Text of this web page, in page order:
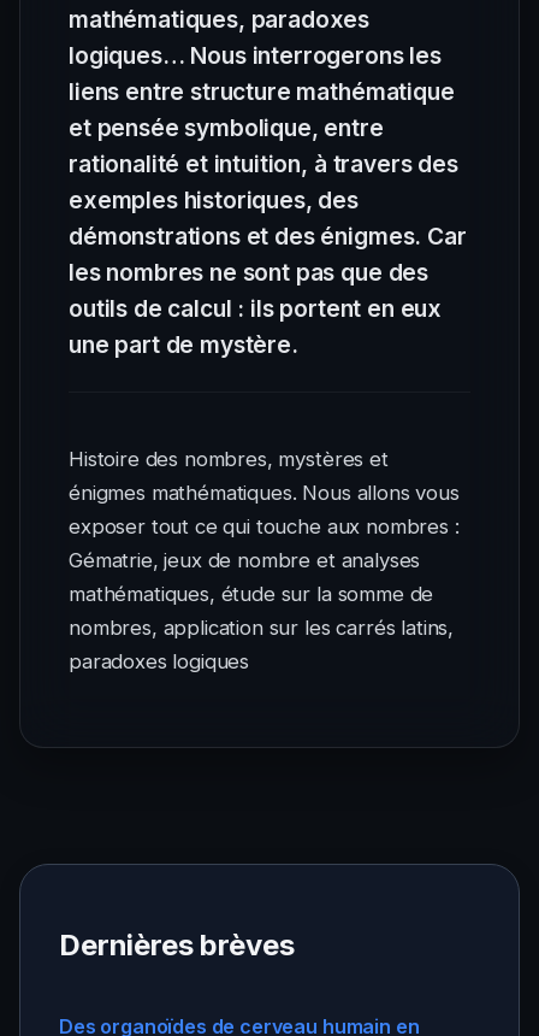
mathématiques, paradoxes
logiques… Nous interrogerons les
liens entre structure mathématique
et pensée symbolique, entre
rationalité et intuition, à travers des
exemples historiques, des
démonstrations et des énigmes. Car
les nombres ne sont pas que des
outils de calcul : ils portent en eux
une part de mystère.
Histoire des nombres, mystères et
énigmes mathématiques. Nous allons vous
exposer tout ce qui touche aux nombres :
Gématrie, jeux de nombre et analyses
mathématiques, étude sur la somme de
nombres, application sur les carrés latins,
paradoxes logiques
Dernières brèves
Des organoïdes de cerveau humain en